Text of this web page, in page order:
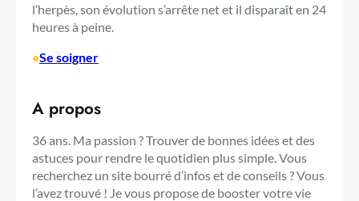
l’herpès, son évolution s’arrête net et il disparaît en 24
heures à peine.
•Se soigner
A propos
36 ans. Ma passion ? Trouver de bonnes idées et des
astuces pour rendre le quotidien plus simple. Vous
recherchez un site bourré d’infos et de conseils ? Vous
l’avez trouvé ! Je vous propose de booster votre vie